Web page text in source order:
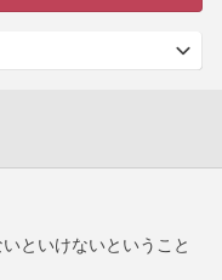
といけないということ